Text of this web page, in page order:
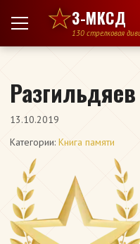
Перейти к содержимому
3-МКСД
130 стрелковая
13.10.2019
Категории: Книга памяти